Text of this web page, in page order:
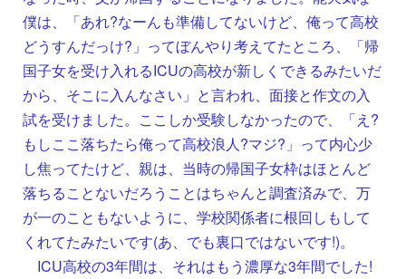
僕は、「あれ?なーんも準備してないけど、俺って高校
どうすんだっけ?」ってぼんやり考えてたところ、「帰
国子女を受け入れるICUの高校が新しくできるみたいだ
から、そこに入んなさい」と言われ、面接と作文の入
試を受けました。ここしか受験しなかったので、「え?
もしここ落ちたら俺って高校浪人?マジ?」って内心少
し焦ってたけど、親は、当時の帰国子女枠はほとんど
落ちることないだろうことはちゃんと調査済みで、万
が一のこともないように、学校関係者に根回しもして
くれてたみたいです(あ、でも裏口ではないです!)。
ICU高校の3年間は、それはもう濃厚な3年間でした!